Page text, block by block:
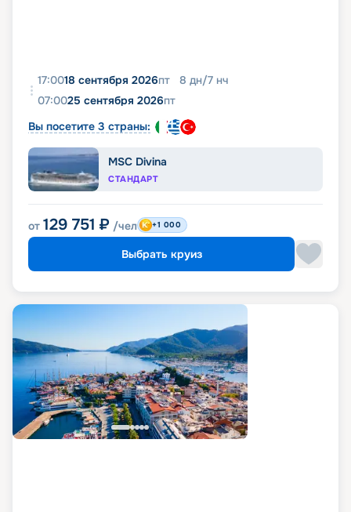
17:0018 сентября 2026пт 8 дн/7 нч
07:0025 сентября 2026пт
Вы посетите 3 страны:
MSC Divina
СТАНДАРТ
от 129 751 ₽ /чел +1 000
Выбрать круиз